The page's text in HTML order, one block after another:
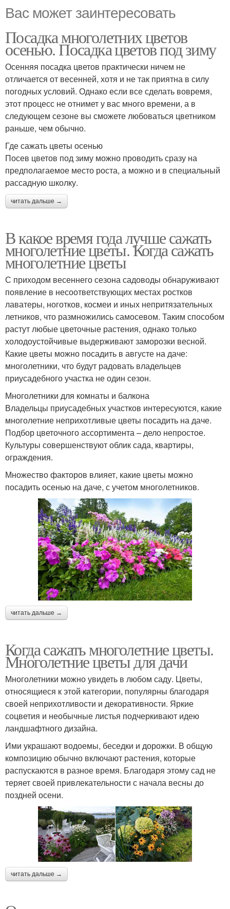
Вас может заинтересовать
Посадка многолетних цветов
осенью. Посадка цветов под зиму
Осенняя посадка цветов практически ничем не
отличается от весенней, хотя и не так приятна в силу
погодных условий. Однако если все сделать вовремя,
этот процесс не отнимет у вас много времени, а в
следующем сезоне вы сможете любоваться цветником
раньше, чем обычно.
Где сажать цветы осенью
Посев цветов под зиму можно проводить сразу на
предполагаемое место роста, а можно и в специальный
рассадную школку.
читать дальше →
В какое время года лучше сажать
многолетние цветы. Когда сажать
многолетние цветы
С приходом весеннего сезона садоводы обнаруживают
появление в несоответствующих местах ростков
лаватеры, ноготков, космеи и иных непритязательных
летников, что размножились самосевом. Таким способом
растут любые цветочные растения, однако только
холодоустойчивые выдерживают заморозки весной.
Какие цветы можно посадить в августе на даче:
многолетники, что будут радовать владельцев
приусадебного участка не один сезон.
Многолетники для комнаты и балкона
Владельцы приусадебных участков интересуются, какие
многолетние неприхотливые цветы посадить на даче.
Подбор цветочного ассортимента – дело непростое.
Культуры совершенствуют облик сада, квартиры,
ограждения.
Множество факторов влияет, какие цветы можно
посадить осенью на даче, с учетом многолетников.
читать дальше →
Когда сажать многолетние цветы.
Многолетние цветы для дачи
Многолетники можно увидеть в любом саду. Цветы,
относящиеся к этой категории, популярны благодаря
своей неприхотливости и декоративности. Яркие
соцветия и необычные листья подчеркивают идею
ландшафтного дизайна.
Ими украшают водоемы, беседки и дорожки. В общую
композицию обычно включают растения, которые
распускаются в разное время. Благодаря этому сад не
теряет своей привлекательности с начала весны до
поздней осени.
читать дальше →